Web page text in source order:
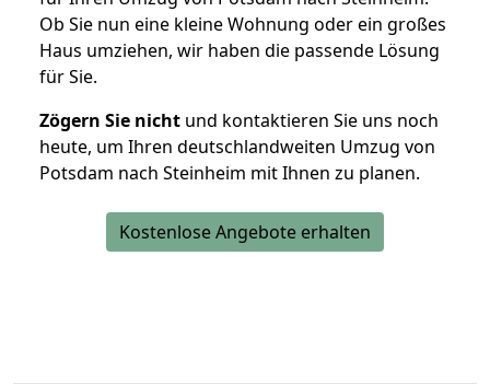
Ob Sie nun eine kleine Wohnung oder ein großes
Haus umziehen, wir haben die passende Lösung
für Sie.
Zögern Sie nicht und kontaktieren Sie uns noch
heute, um Ihren deutschlandweiten Umzug von
Potsdam nach Steinheim mit Ihnen zu planen.
Kostenlose Angebote erhalten